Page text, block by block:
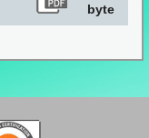
byte